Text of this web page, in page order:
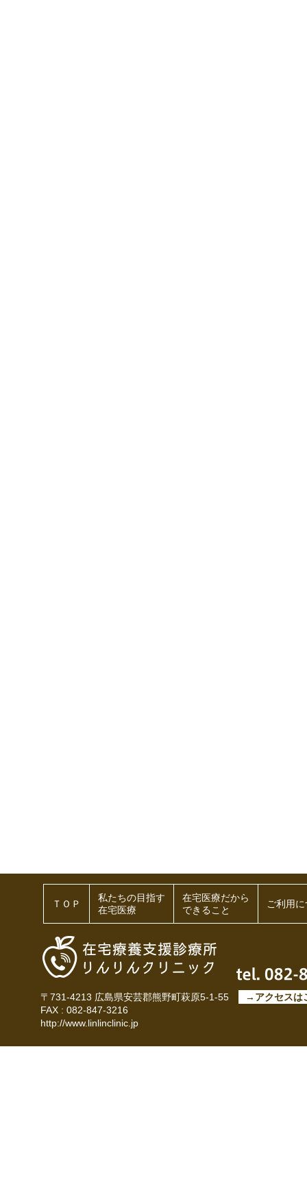
ＴＯＰ
私たちの目指す
在宅医療
在宅医療だから
できること
ご利用
〒731-4213 広島県安芸郡熊野町萩原5-1-55
→アクセスは
FAX : 082-847-3216
http://www.linlinclinic.jp